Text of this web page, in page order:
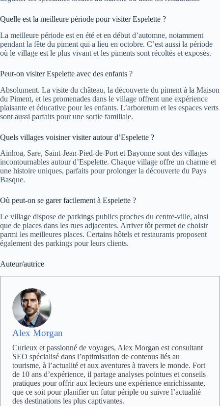
Quelle est la meilleure période pour visiter Espelette ?
La meilleure période est en été et en début d’automne, notamment
pendant la fête du piment qui a lieu en octobre. C’est aussi la période
où le village est le plus vivant et les piments sont récoltés et exposés.
Peut-on visiter Espelette avec des enfants ?
Absolument. La visite du château, la découverte du piment à la Maison
du Piment, et les promenades dans le village offrent une expérience
plaisante et éducative pour les enfants. L’arboretum et les espaces verts
sont aussi parfaits pour une sortie familiale.
Quels villages voisiner visiter autour d’Espelette ?
Ainhoa, Sare, Saint-Jean-Pied-de-Port et Bayonne sont des villages
incontournables autour d’Espelette. Chaque village offre un charme et
une histoire uniques, parfaits pour prolonger la découverte du Pays
Basque.
Où peut-on se garer facilement à Espelette ?
Le village dispose de parkings publics proches du centre-ville, ainsi
que de places dans les rues adjacentes. Arriver tôt permet de choisir
parmi les meilleures places. Certains hôtels et restaurants proposent
également des parkings pour leurs clients.
Auteur/autrice
Alex Morgan
Curieux et passionné de voyages, Alex Morgan est consultant
SEO spécialisé dans l’optimisation de contenus liés au
tourisme, à l’actualité et aux aventures à travers le monde. Fort
de 10 ans d’expérience, il partage analyses pointues et conseils
pratiques pour offrir aux lecteurs une expérience enrichissante,
que ce soit pour planifier un futur périple ou suivre l’actualité
des destinations les plus captivantes.